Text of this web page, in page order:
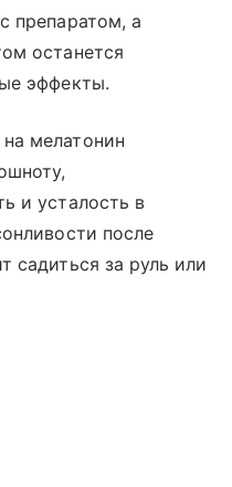
препаратом, а
останется
эффекты.
мелатонин
и усталость в
после
садиться за руль или